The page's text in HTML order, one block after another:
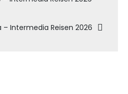
– Intermedia Reisen 2026